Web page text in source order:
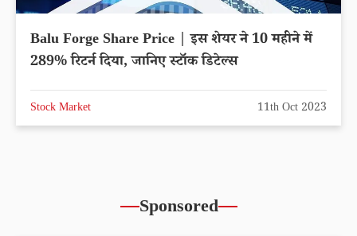
Balu Forge Share Price | इस शेयर ने 10 महीने में
289% रिटर्न दिया, जानिए स्टॉक डिटेल्स
Stock Market 11th Oct 2023
Sponsored